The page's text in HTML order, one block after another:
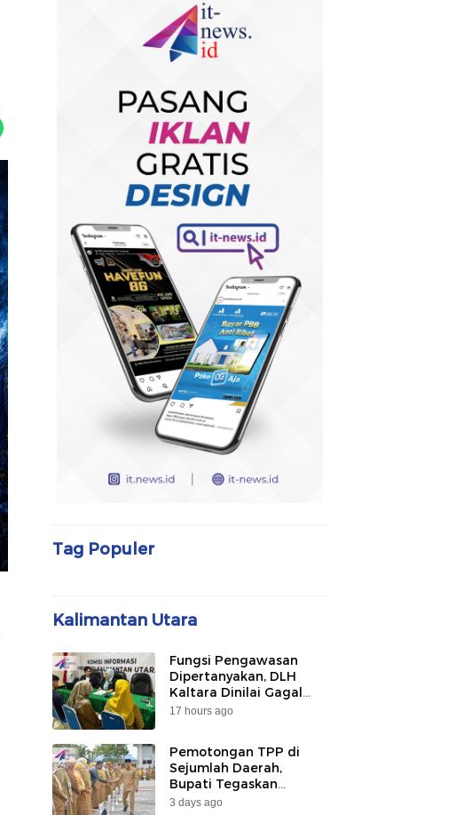
Tag Populer
Kalimantan Utara
Fungsi Pengawasan
Dipertanyakan, DLH
Kaltara Dinilai Gagal
Awasi PLTU Captive dan
17 hours ago
Pemotongan TPP di
Sejumlah Daerah,
Bupati Tegaskan
Bulungan Belum
3 days ago